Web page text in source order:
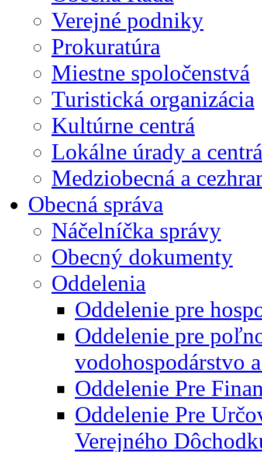
Verejné podniky
Prokuratúra
Miestne spoločenstvá
Turistická organizácia
Kultúrne centrá
Lokálne úrady a centrá
Medziobecná a
Obecná správa
Náčelníčka správy
Obecný dokumenty
Oddelenia
Oddelenie pre
Oddelenie pre
vodohospodárstvo
Oddelenie Pre
Oddelenie Pre
Verejného